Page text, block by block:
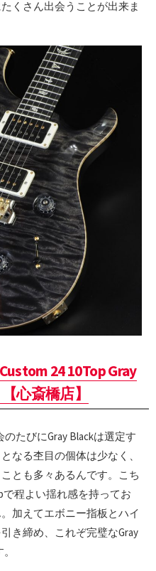
くさん出会うことが出来ま
24 10Top Gray
心斎橋店】
たびにGray Blackは選定す
なる杢目の個体は少なく、
とも多々あるんです。こち
で程よい揺れ感を持ってお
加えてエボニー指板とハイ
き締め、これぞ完璧なGray